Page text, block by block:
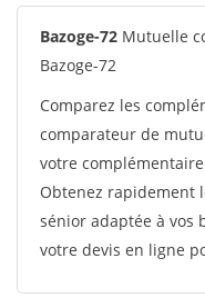
Bazoge-72 Mutuelle
Bazoge-72
Comparez les
comparateur de
votre
Obtenez rapidement
sénior adaptée à vos
votre devis en ligne